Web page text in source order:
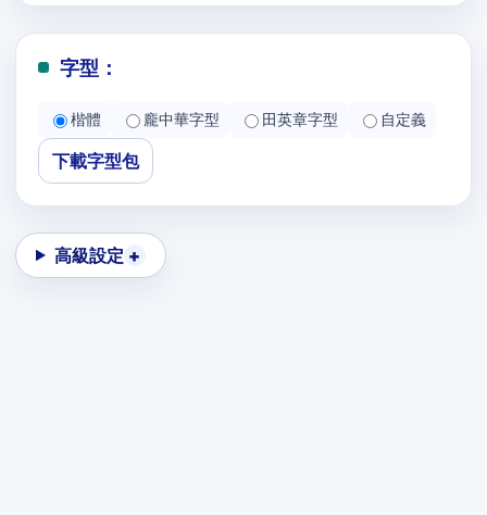
字型：
楷體 龐中華字型 田英章字型 自定義
下載字型包
高級設定